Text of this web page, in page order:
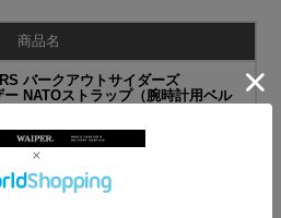
商品名
バークアウトサイダーズ
NATOストラップ（腕時計用ベル
ブランド